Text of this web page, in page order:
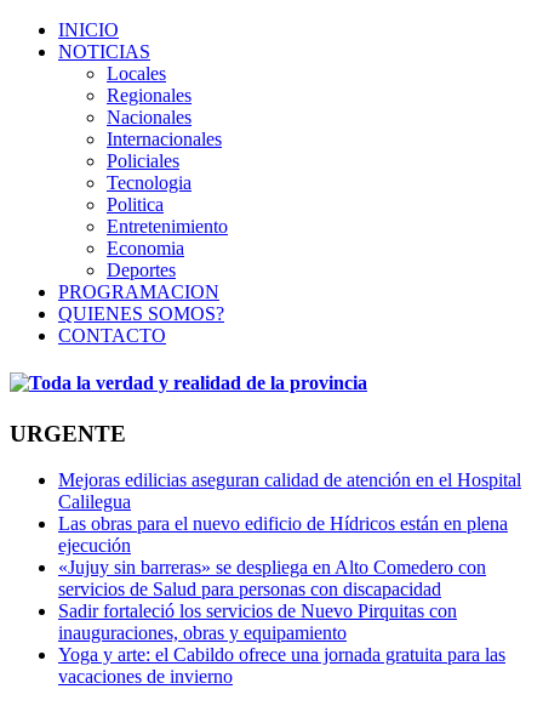
INICIO
NOTICIAS
Locales
Regionales
Nacionales
Internacionales
Policiales
Tecnologia
Politica
Entretenimiento
Economia
Deportes
PROGRAMACION
QUIENES SOMOS?
CONTACTO
URGENTE
Mejoras edilicias aseguran calidad de atención en el Hospital
Calilegua
Las obras para el nuevo edificio de Hídricos están en plena
ejecución
«Jujuy sin barreras» se despliega en Alto Comedero con
servicios de Salud para personas con discapacidad
Sadir fortaleció los servicios de Nuevo Pirquitas con
inauguraciones, obras y equipamiento
Yoga y arte: el Cabildo ofrece una jornada gratuita para las
vacaciones de invierno